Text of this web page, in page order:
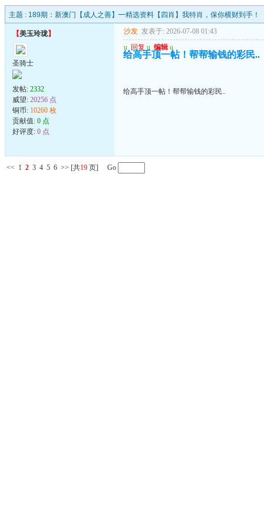
主题 : 189期：新澳门【成人之善】━精选资料【四肖】我特肖，保你横财到手！
【美玉玲珑】
圣骑士
发帖: 2332
威望: 20256 点
铜币: 10260 枚
贡献值: 0 点
好评度: 0 点
沙发 发表于: 2026-07-08 01:43
u 回复 u 编辑 u
给高手顶一帖！帮帮输钱的彩民..
给高手顶一帖！帮帮输钱的彩民..
<< 1 2 3 4 5 6 >> [共19 页] Go